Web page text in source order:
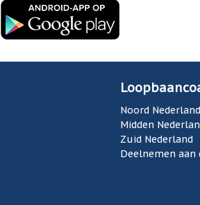
Noord Nederland
Midden
Zuid Nederland
Deelnemen aan